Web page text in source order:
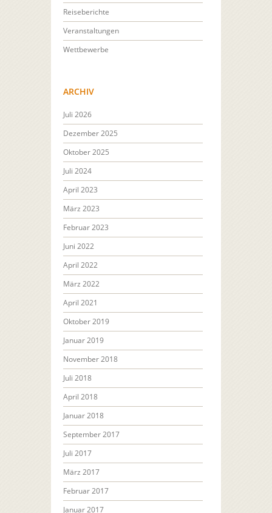
Reiseberichte
Veranstaltungen
Wettbewerbe
ARCHIV
Juli 2026
Dezember 2025
Oktober 2025
Juli 2024
April 2023
März 2023
Februar 2023
Juni 2022
April 2022
März 2022
April 2021
Oktober 2019
Januar 2019
November 2018
Juli 2018
April 2018
Januar 2018
September 2017
Juli 2017
März 2017
Februar 2017
Januar 2017